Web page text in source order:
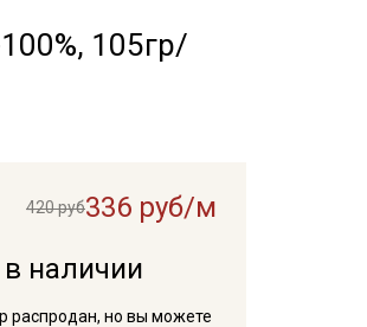
105гр/
420 руб336 руб/м
наличии
распродан, но вы можете